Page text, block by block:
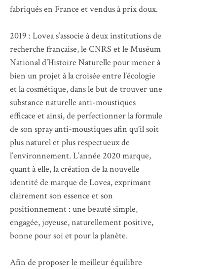
fabriqués en France et vendus à prix doux.
2019 : Lovea s’associe à deux institutions de
recherche française, le CNRS et le Muséum
National d’Histoire Naturelle pour mener à
bien un projet à la croisée entre l’écologie
et la cosmétique, dans le but de trouver une
substance naturelle anti-moustiques
efficace et ainsi, de perfectionner la formule
de son spray anti-moustiques afin qu’il soit
plus naturel et plus respectueux de
l’environnement. L’année 2020 marque,
quant à elle, la création de la nouvelle
identité de marque de Lovea, exprimant
clairement son essence et son
positionnement : une beauté simple,
engagée, joyeuse, naturellement positive,
bonne pour soi et pour la planète.
Afin de proposer le meilleur équilibre